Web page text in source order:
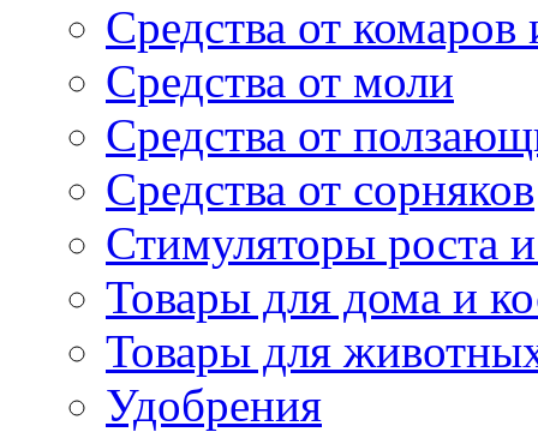
Средства от
Средства от моли
Средства от
Средства от сорняков
Стимуляторы роста и
Товары для дома и
Товары для
Удобрения